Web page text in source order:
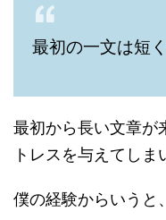
最初の一文は短
最初から長い文章が
トレスを与えてしま
僕の経験からいうと